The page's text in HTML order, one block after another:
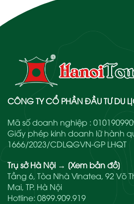
CÔNG TY CỔ PHẦN ĐẦU TƯ DU
Mã số doanh nghiệp :
Giấy phép kinh doanh lữ hành
1666/2023/CDLQGVN-GP LHQT
Trụ sở Hà Nội → [Xem bản đồ]
Tầng 6, Tòa Nhà Vinatea, 92 Võ
Mai, TP. Hà Nội
Hotline: 0899.909.919